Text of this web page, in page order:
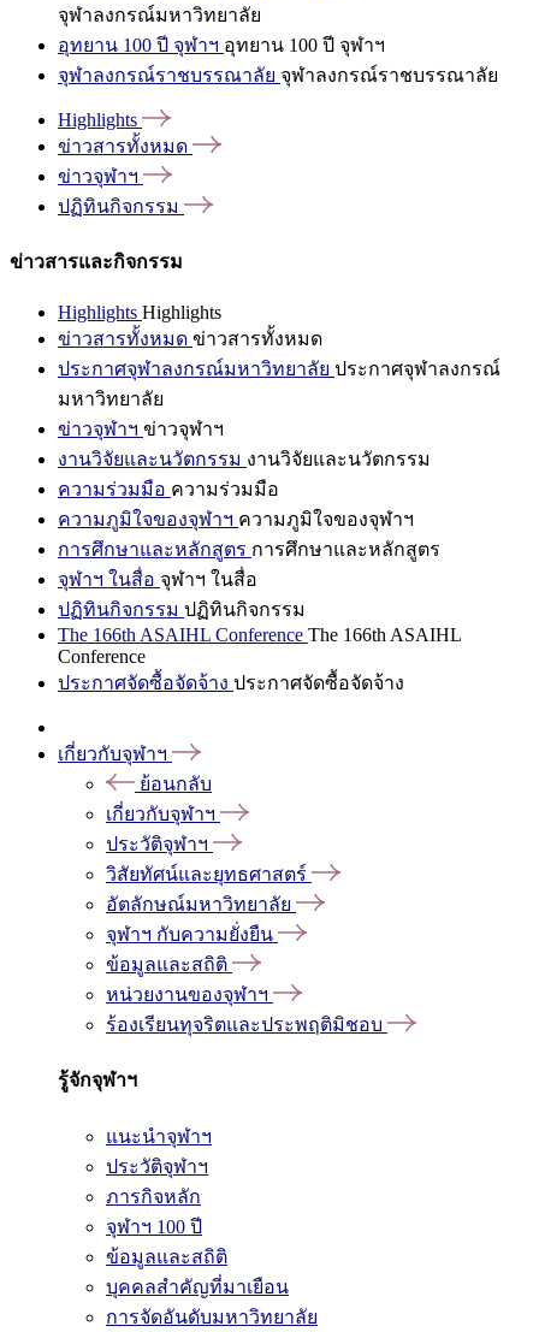
จุฬาลงกรณ์มหาวิทยาลัย
อุทยาน 100 ปี จุฬาฯ อุทยาน 100 ปี จุฬาฯ
จุฬาลงกรณ์ราชบรรณาลัย จุฬาลงกรณ์ราชบรรณาลัย
Highlights
ข่าวสารทั้งหมด
ข่าวจุฬาฯ
ปฏิทินกิจกรรม
ข่าวสารและกิจกรรม
Highlights Highlights
ข่าวสารทั้งหมด ข่าวสารทั้งหมด
ประกาศจุฬาลงกรณ์มหาวิทยาลัย ประกาศจุฬาลงกรณ์
มหาวิทยาลัย
ข่าวจุฬาฯ ข่าวจุฬาฯ
งานวิจัยและนวัตกรรม งานวิจัยและนวัตกรรม
ความร่วมมือ ความร่วมมือ
ความภูมิใจของจุฬาฯ ความภูมิใจของจุฬาฯ
การศึกษาและหลักสูตร การศึกษาและหลักสูตร
จุฬาฯ ในสื่อ จุฬาฯ ในสื่อ
ปฏิทินกิจกรรม ปฏิทินกิจกรรม
The 166th ASAIHL Conference The 166th ASAIHL
Conference
ประกาศจัดซื้อจัดจ้าง ประกาศจัดซื้อจัดจ้าง
เกี่ยวกับจุฬาฯ
ย้อนกลับ
เกี่ยวกับจุฬาฯ
ประวัติจุฬาฯ
วิสัยทัศน์และยุทธศาสตร์
อัตลักษณ์มหาวิทยาลัย
จุฬาฯ กับความยั่งยืน
ข้อมูลและสถิติ
หน่วยงานของจุฬาฯ
ร้องเรียนทุจริตและประพฤติมิชอบ
รู้จักจุฬาฯ
แนะนำจุฬาฯ
ประวัติจุฬาฯ
ภารกิจหลัก
จุฬาฯ 100 ปี
ข้อมูลและสถิติ
บุคคลสำคัญที่มาเยือน
การจัดอันดับมหาวิทยาลัย